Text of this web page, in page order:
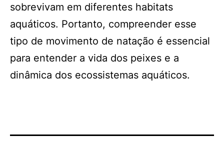
sobrevivam em diferentes habitats
aquáticos. Portanto, compreender esse
tipo de movimento de natação é essencial
para entender a vida dos peixes e a
dinâmica dos ecossistemas aquáticos.